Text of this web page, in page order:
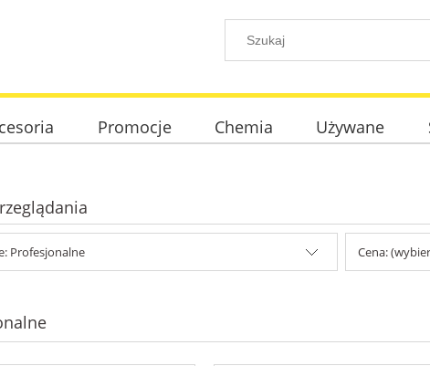
Promocje Chemia Używane
Profesjonalne Cena: